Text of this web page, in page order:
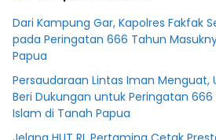
Dari Kampung Gar, Kapolres Fakfak
pada Peringatan 666 Tahun
Papua
Persaudaraan Lintas Iman Menguat,
Beri Dukungan untuk Peringatan
Islam di Tanah Papua